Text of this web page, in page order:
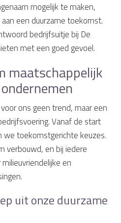
mogelijk te maken,
een duurzame toekomst.
bedrijfsuitje bij De
met een goed gevoel.
maatschappelijk
ons geen trend, maar een
Vanaf de start
we toekomstgerichte keuzes.
verbouwd, en bij iedere
en
uit onze duurzame